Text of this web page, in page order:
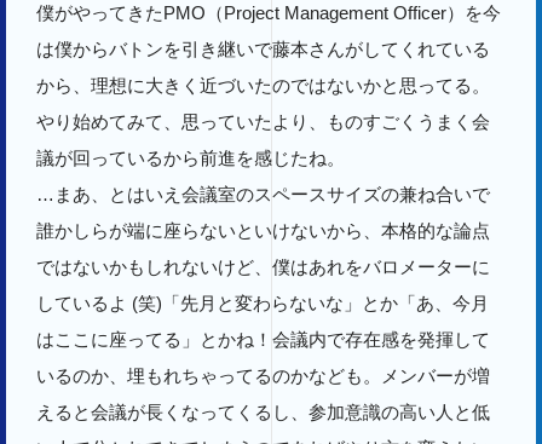
僕がやってきたPMO（Project Management Officer）を今
は僕からバトンを引き継いで藤本さんがしてくれている
から、理想に大きく近づいたのではないかと思ってる。
やり始めてみて、思っていたより、ものすごくうまく会
議が回っているから前進を感じたね。
…まあ、とはいえ会議室のスペースサイズの兼ね合いで
誰かしらが端に座らないといけないから、本格的な論点
ではないかもしれないけど、僕はあれをバロメーターに
しているよ (笑)「先月と変わらないな」とか「あ、今月
はここに座ってる」とかね！会議内で存在感を発揮して
いるのか、埋もれちゃってるのかなども。メンバーが増
えると会議が長くなってくるし、参加意識の高い人と低